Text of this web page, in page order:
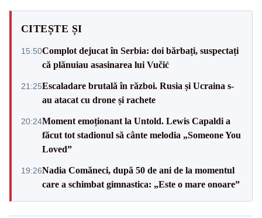
CITEȘTE ȘI
15:50Complot dejucat în Serbia: doi bărbați, suspectați
că plănuiau asasinarea lui Vučić
21:25Escaladare brutală în război. Rusia și Ucraina s-
au atacat cu drone și rachete
20:24Moment emoționant la Untold. Lewis Capaldi a
făcut tot stadionul să cânte melodia „Someone You
Loved”
19:26Nadia Comăneci, după 50 de ani de la momentul
care a schimbat gimnastica: „Este o mare onoare”